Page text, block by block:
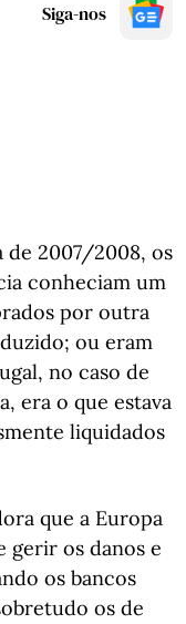
Siga-nos
de 2007/2008, os
conheciam um
por outra
ou eram
no caso de
era o que estava
liquidados
que a Europa
gerir os danos e
os bancos
os de